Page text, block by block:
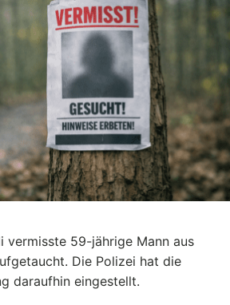
vermisste 59-jährige Mann aus
Die Polizei hat die
daraufhin eingestellt.